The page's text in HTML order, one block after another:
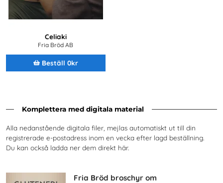
Celiaki
Fria Bröd AB
Beställ 0kr
Komplettera med digitala material
Alla nedanstående digitala filer, mejlas automatiskt ut till din
registrerade e-postadress inom en vecka efter lagd beställning.
Du kan också ladda ner dem direkt här.
Fria Bröd broschyr om